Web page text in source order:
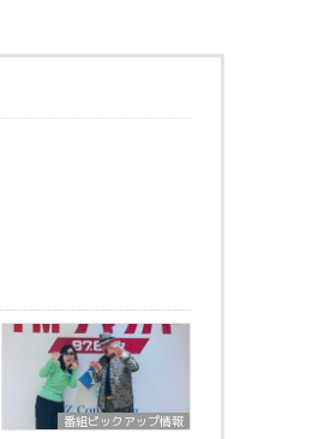
番組ピックアップ情報